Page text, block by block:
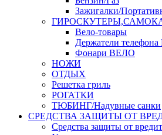
Зажигалки/
Вело-товары
Держатели
Фонари ВЕЛО
НОЖИ
ОТДЫХ
Решетка гриль
РОГАТКИ
ТЮБИНГ/Надувные санки
СРЕДСТВА ЗАЩИТЫ ОТ
Средства защиты от